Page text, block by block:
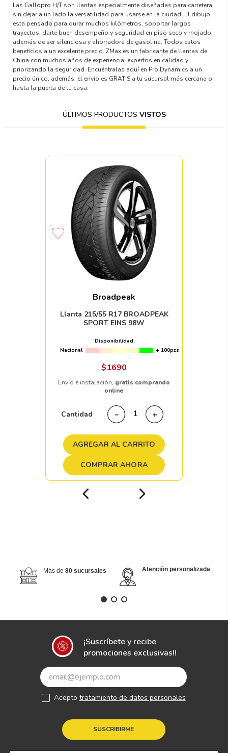
Las Gallopro H/T son llantas especialmente diseñadas para carretera,
sin dejar a un lado la versatilidad para usarse en la ciudad. El dibujo
esta pensado para durar muchos kilómetros, soportar largos
trayectos, darte buen desempeño y seguridad en piso seco y mojado,
además de ser silenciosa y ahorradora de gasolina. Todos estos
beneficios a un excelente precio. ZMax es un fabricante de llantas de
China con muchos años de experiencia, expertos en calidad y
priorizando la seguridad. Encuéntralas aquí en Pro Dynamics a un
precio único, además, el envío es GRATIS a tu sucursal más cercana o
hasta la puerta de tu casa.
ÚLTIMOS PRODUCTOS VISTOS
Broadpeak
Llanta 215/55 R17 BROADPEAK
SPORT EINS 98W
Disponibilidad
Nacional
+ 100pzs
$1690
Envío e instalación, gratis comprando
online
Cantidad ＋
－
AGREGAR AL CARRITO
COMPRAR AHORA
Más de 80 sucursales Atención personalizada
¡Suscríbete y recibe
promociones exclusivas!!
SUSCRIBIRME
Acepto tratamiento de datos personales